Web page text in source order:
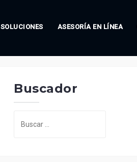
SOLUCIONES ASESORÍA EN LÍNEA
Buscador